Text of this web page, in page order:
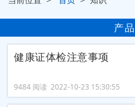
产
健康证体检注意事项
9484 阅读 2022-10-23 15:30:55